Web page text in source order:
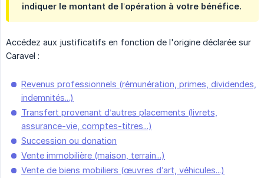
indiquer le montant de l’opération à votre bénéfice.
Accédez aux justificatifs en fonction de l'origine déclarée sur
Caravel :
Revenus professionnels (rémunération, primes, dividendes,
indemnités...)
Transfert provenant d’autres placements (livrets,
assurance-vie, comptes-titres...)
Succession ou donation
Vente immobilière (maison, terrain...)
Vente de biens mobiliers (œuvres d’art, véhicules...)